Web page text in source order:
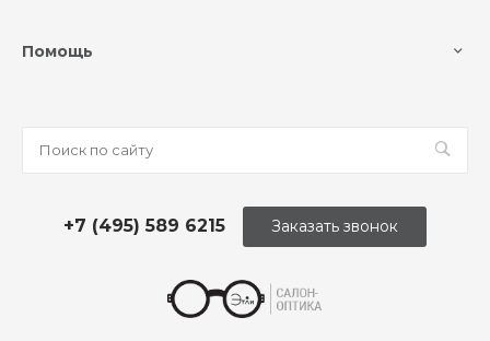
Помощь
+7 (495) 589 6215 Заказать звонок